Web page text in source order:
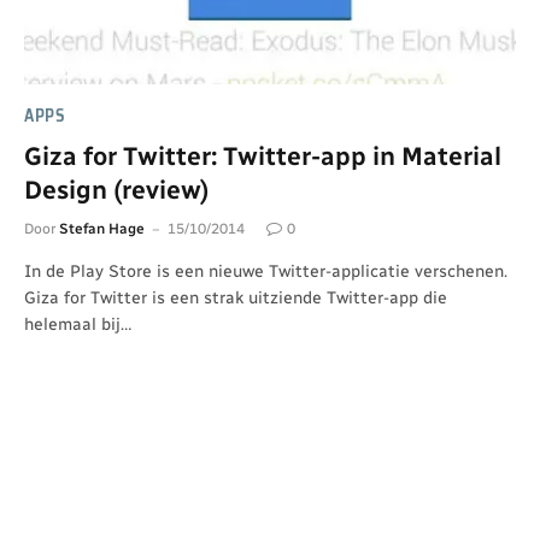
APPS
Giza for Twitter: Twitter-app in Material
Design (review)
Door Stefan Hage 15/10/2014 0
In de Play Store is een nieuwe Twitter-applicatie verschenen.
Giza for Twitter is een strak uitziende Twitter-app die
helemaal bij…